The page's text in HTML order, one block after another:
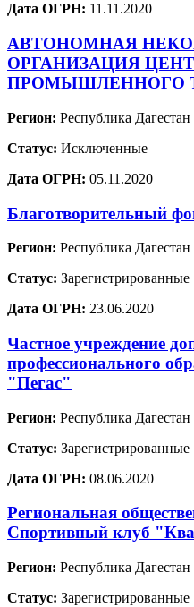
Дата ОГРН: 11.11.2020
АВТОНОМНАЯ
ОРГАНИЗАЦИЯ
ПРОМЫШЛЕННОГО
Регион: Республика Дагестан
Статус: Исключенные
Дата ОГРН: 05.11.2020
Благотворительный
Регион: Республика Дагестан
Статус: Зарегистрированные
Дата ОГРН: 23.06.2020
Частное учреждение
профессионального
"Пегас"
Регион: Республика Дагестан
Статус: Зарегистрированные
Дата ОГРН: 08.06.2020
Региональная
Спортивный клуб
Регион: Республика Дагестан
Статус: Зарегистрированные